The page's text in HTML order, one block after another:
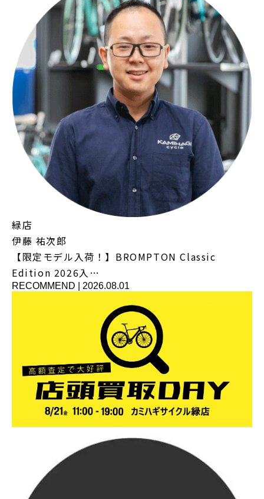
緑店
伊藤 祐次郎
【限定モデル入荷！】BROMPTON Classic
Edition 2026入…
RECOMMEND 2026.08.01